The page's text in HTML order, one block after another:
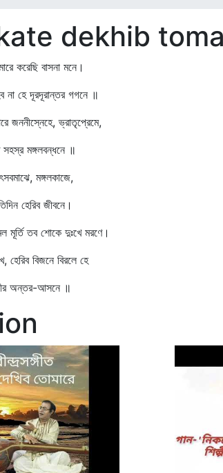
dekhib
করেছি বাসনা মনে।
না হে দূরদূরান্তর গগনে ॥
জননীস্নেহে, ভ্রাতৃপ্রেমে,
॥
মঙ্গলকাজে,
জীবনে।
মূর্তি তব শোকে দুঃখে মরণে।
হেরিব বিজনে বিরলে হে
আসনে ॥